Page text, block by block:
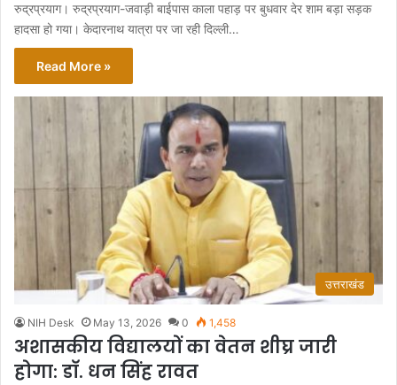
रुद्रप्रयाग। रुद्रप्रयाग-जवाड़ी बाईपास काला पहाड़ पर बुधवार देर शाम बड़ा सड़क
हादसा हो गया। केदारनाथ यात्रा पर जा रही दिल्ली…
Read More »
उत्तराखंड
NIH Desk May 13, 2026 0 1,458
अशासकीय विद्यालयों का वेतन शीघ्र जारी
होगा: डाॅ. धन सिंह रावत